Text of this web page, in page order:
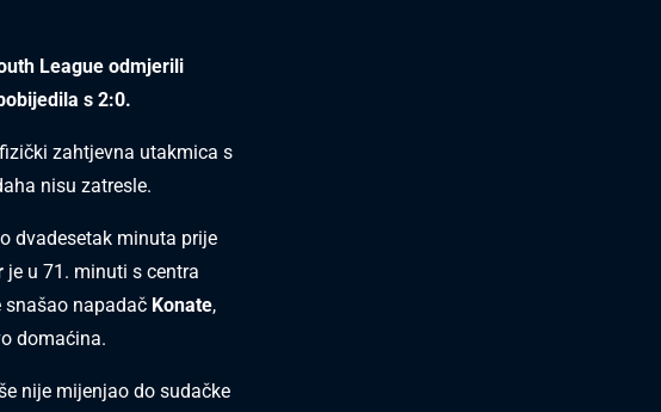
League odmjerili
s 2:0.
zahtjevna utakmica s
nisu zatresle.
dvadesetak minuta prije
je u 71. minuti s centra
snašao napadač Konate,
domaćina.
nije mijenjao do sudačke